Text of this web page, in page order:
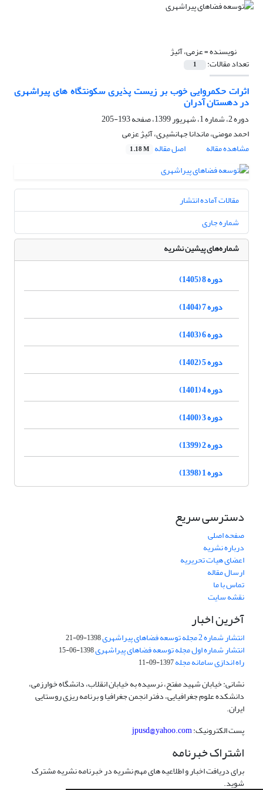
نویسنده =عزمی، آئیژ
تعداد مقالات: 1
اثرات حکمروایی خوب بر زیست پذیری سکونتگاه های پیراشهری
در دهستان آدران
دوره 2، شماره 1، شهریور 1399، صفحه
193-205
احمد مومنی، ماندانا جهانشیری، آئیژ عزمی
مشاهده مقاله
اصل مقاله 1.18 M
مقالات آماده انتشار
شماره جاری
شماره‌های پیشین نشریه
دوره 8 (1405)
دوره 7 (1404)
دوره 6 (1403)
دوره 5 (1402)
دوره 4 (1401)
دوره 3 (1400)
دوره 2 (1399)
دوره 1 (1398)
دسترسی سریع
صفحه اصلی
درباره نشریه
اعضای هیات تحریریه
ارسال مقاله
تماس با ما
نقشه سایت
آخرین اخبار
انتشار شماره 2 مجله توسعه فضاهای پیراشهری 1398-09-21
انتشار شماره اول مجله توسعه فضاهای پیراشهری1398-06-15
راه اندازی سامانه مجله1397-09-11
نشانی: خیابان شهید مفتح، نرسیده به خیابان انقلاب، دانشگاه خوارزمی،
دانشکده علوم جغرافیایی، دفتر انجمن جغرافیا و برنامه ریزی روستایی
ایران.
پست الکترونیک:jpusd@yahoo.com
اشتراک خبرنامه
برای دریافت اخبار و اطلاعیه های مهم نشریه در خبرنامه نشریه مشترک
شوید.